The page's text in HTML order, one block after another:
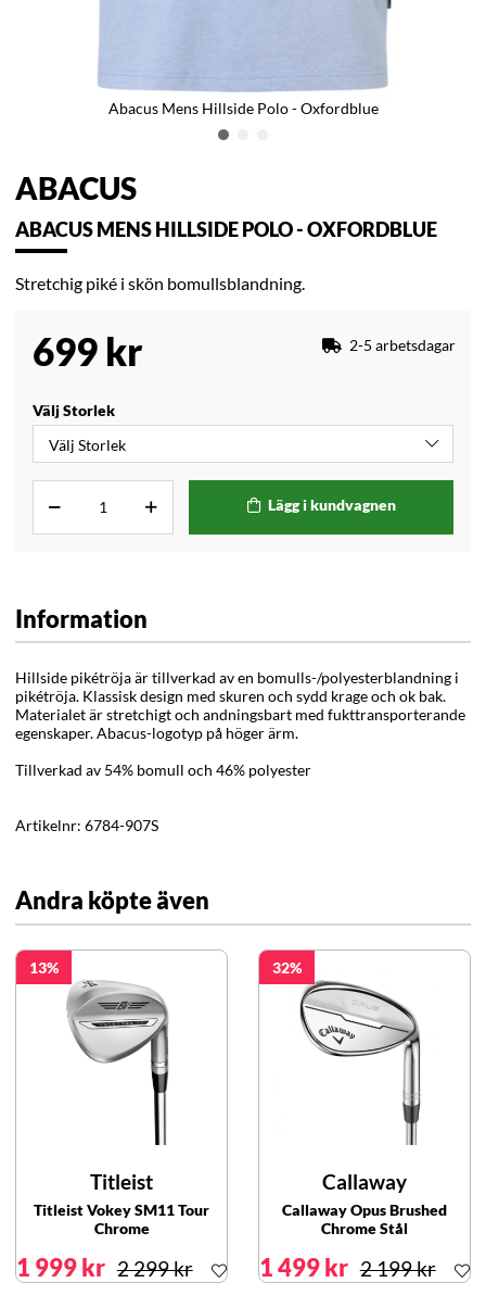
Abacus Mens Hillside Polo - Oxfordblue
ABACUS
ABACUS MENS HILLSIDE POLO - OXFORDBLUE
Stretchig piké i skön bomullsblandning.
699 kr 2-5 arbetsdagar
Välj Storlek
Lägg i kundvagnen
Information
Hillside pikétröja är tillverkad av en bomulls-/polyesterblandning i
pikétröja. Klassisk design med skuren och sydd krage och ok bak.
Materialet är stretchigt och andningsbart med fukttransporterande
egenskaper. Abacus-logotyp på höger ärm.
Tillverkad av 54% bomull och 46% polyester
Artikelnr: 6784-907S
Andra köpte även
13
Titleist
Titleist Vokey SM11 Tour
Chrome
1 999 kr 2 299 kr
32
Callaway
Callaway Opus Brushed
Chrome Stål
1 499 kr 2 199 kr